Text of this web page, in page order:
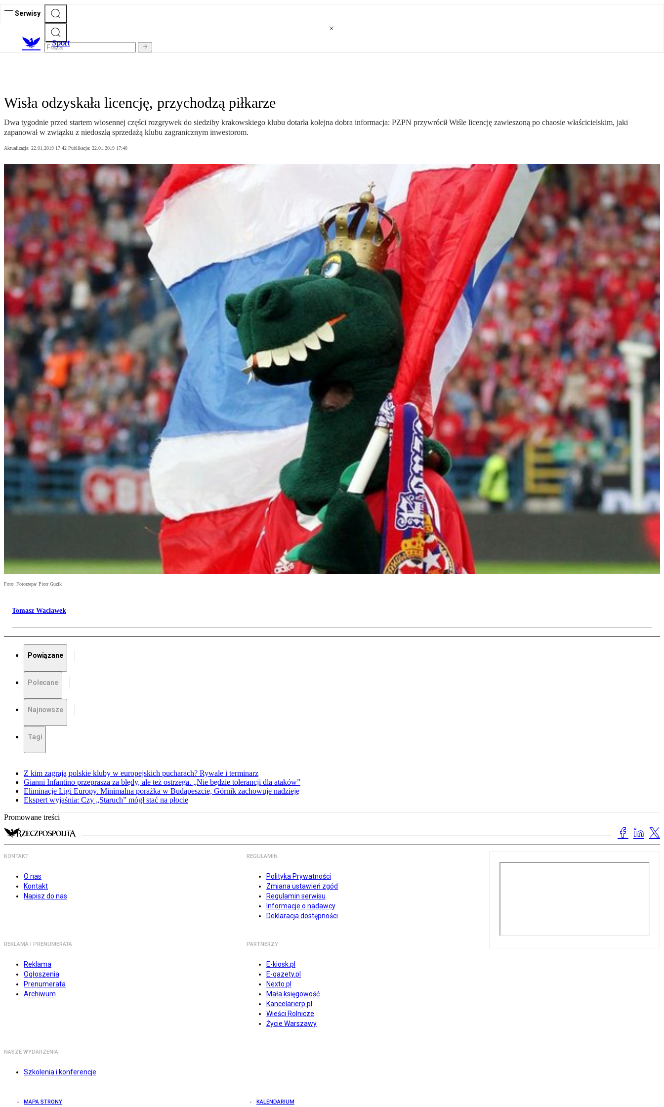
Serwisy
Sport
Wisła odzyskała licencję, przychodzą piłkarze
Dwa tygodnie przed startem wiosennej części rozgrywek do siedziby krakowskiego klubu dotarła kolejna dobra informacja: PZPN przywrócił Wiśle licencję zawieszoną po chaosie właścicielskim, jaki
zapanował w związku z niedoszłą sprzedażą klubu zagranicznym inwestorom.
Aktualizacja: 22.01.2019 17:42 Publikacja: 22.01.2019 17:40
Foto: Fotorzepa/ Piotr Guzik
Tomasz Wacławek
Powiązane
Polecane
Najnowsze
Tagi
Z kim zagrają polskie kluby w europejskich pucharach? Rywale i terminarz
Gianni Infantino przeprasza za błędy, ale też ostrzega. „Nie będzie tolerancji dla ataków”
Eliminacje Ligi Europy. Minimalna porażka w Budapeszcie, Górnik zachowuje nadzieję
Ekspert wyjaśnia: Czy „Staruch” mógł stać na płocie
Promowane treści
KONTAKT
O nas
Kontakt
Napisz do nas
REGULAMIN
Polityka Prywatności
Zmiana ustawień zgód
Regulamin serwisu
Informacje o nadawcy
Deklaracja dostępności
REKLAMA I PRENUMERATA
Reklama
Ogłoszenia
Prenumerata
Archiwum
PARTNERZY
E-kiosk.pl
E-gazety.pl
Nexto.pl
Mała księgowość
Kancelarierp.pl
Wieści Rolnicze
Życie Warszawy
NASZE WYDARZENIA
Szkolenia i konferencje
MAPA STRONY KALENDARIUM